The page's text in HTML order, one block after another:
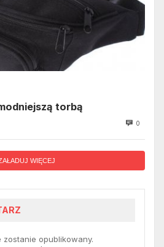
torbą
0
WIĘCEJ
opublikowany.